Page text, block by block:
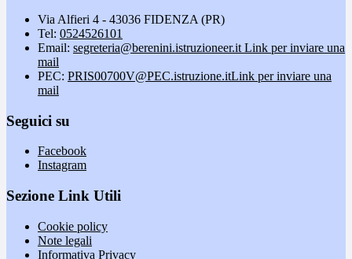
Via Alfieri 4 - 43036 FIDENZA (PR)
Tel: 0524526101
Email: segreteria@berenini.istruzioneer.it Link per inviare una
mail
PEC: PRIS00700V@PEC.istruzione.itLink per inviare una
mail
Seguici su
Facebook
Instagram
Sezione Link Utili
Cookie policy
Note legali
Informativa Privacy